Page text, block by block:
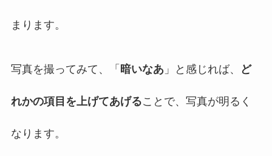
まります。
写真を撮ってみて、「 暗いなあ 」と感じれば、 ど
れかの項目を上げてあげることで、写真が明るく
なります。